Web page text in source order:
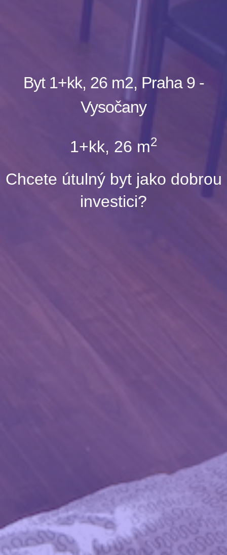
Byt 1+kk, 26 m2, Praha 9 -
Vysočany
1+kk, 26 m2
Chcete útulný byt jako dobrou
investici?